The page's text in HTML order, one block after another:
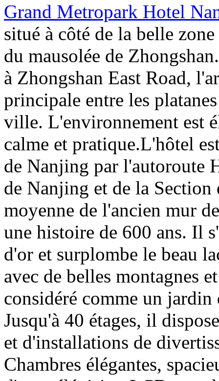
Grand Metropark Hotel
situé à côté de la belle
du mausolée de
à Zhongshan East Road,
principale entre les
ville. L'environnement est
calme et pratique.L'hôtel
de Nanjing par l'autoroute
de Nanjing et de la Section
moyenne de l'ancien mur
une histoire de 600 ans. Il
d'or et surplombe le beau
avec de belles montagnes
considéré comme un
Jusqu'à 40 étages, il
et d'installations de
Chambres élégantes,